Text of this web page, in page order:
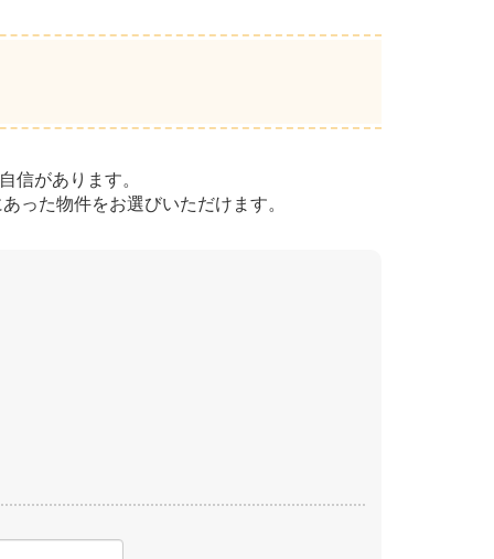
信があります。
った物件をお選びいただけます。